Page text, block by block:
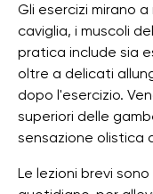
Gli esercizi mirano
caviglia, i muscoli
pratica include sia
oltre a delicati
dopo l'esercizio.
superiori delle
sensazione olistica
Le lezioni brevi